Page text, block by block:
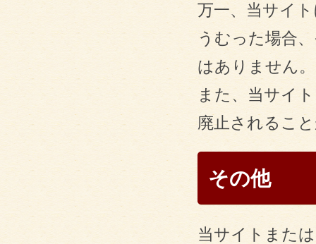
万一、当サイ
うむった場合
はありません。
また、当サイ
廃止されるこ
その他
当サイトまた